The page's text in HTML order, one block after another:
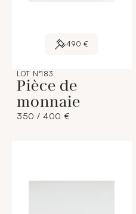
490 €
LOT N°183
Pièce de
monnaie
350 / 400 €